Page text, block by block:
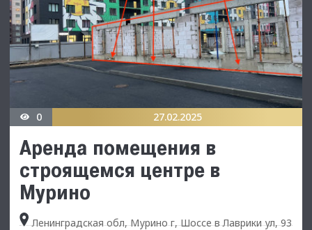
0 27.02.2025
Аренда помещения в
строящемся центре в
Мурино
Ленинградская обл, Мурино г, Шоссе в Лаврики ул, 93